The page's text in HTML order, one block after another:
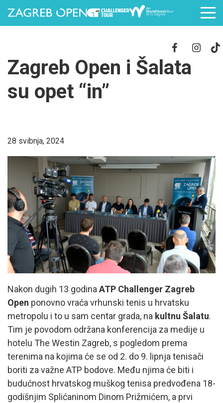
Zagreb Open i Šalata
su opet “in”
28 svibnja, 2024
Nakon dugih 13 godina ATP Challenger Zagreb
Open ponovno vraća vrhunski tenis u hrvatsku
metropolu i to u sam centar grada, na kultnu Šalatu.
Tim je povodom održana konferencija za medije u
hotelu The Westin Zagreb, s pogledom prema
terenima na kojima će se od 2. do 9. lipnja tenisači
boriti za važne ATP bodove. Među njima će biti i
budućnost hrvatskog muškog tenisa predvođena 18-
godišnjim Splićaninom Dinom Prižmićem, a prvi